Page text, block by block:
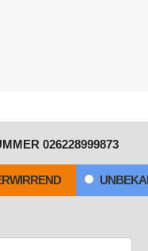
026228999873